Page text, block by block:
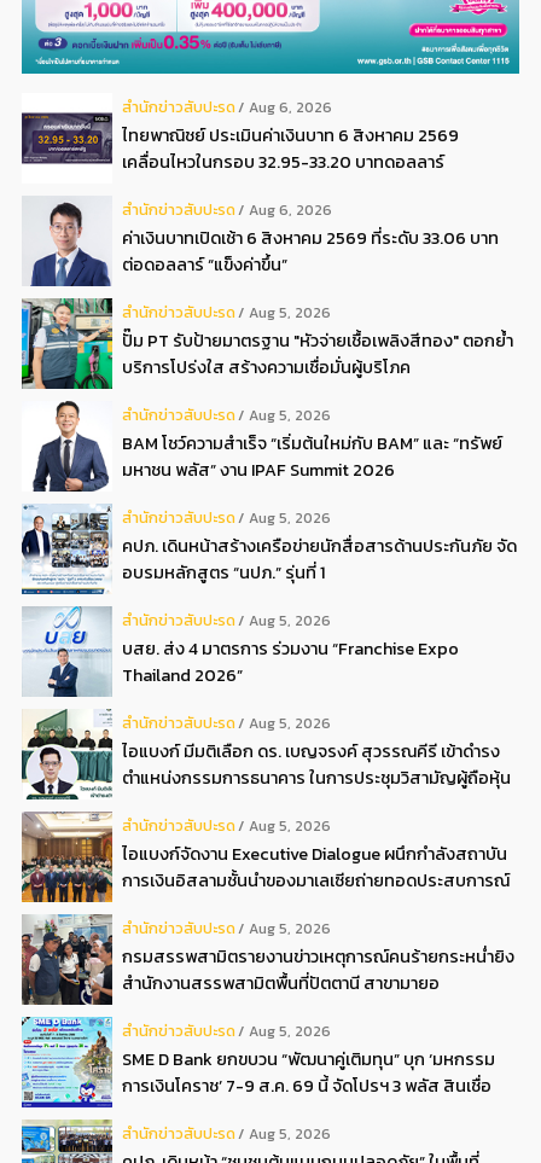
สํานักข่าวสับปะรด Aug 6, 2026
ไทยพาณิชย์ ประเมินค่าเงินบาท 6 สิงหาคม 2569
เคลื่อนไหวในกรอบ 32.95-33.20 บาทดอลลาร์
สํานักข่าวสับปะรด Aug 6, 2026
ค่าเงินบาทเปิดเช้า 6 สิงหาคม 2569 ที่ระดับ 33.06 บาท
ต่อดอลลาร์ “แข็งค่าขึ้น”
สํานักข่าวสับปะรด Aug 5, 2026
ปั๊ม PT รับป้ายมาตรฐาน "หัวจ่ายเชื้อเพลิงสีทอง" ตอกย้ำ
บริการโปร่งใส สร้างความเชื่อมั่นผู้บริโภค
สํานักข่าวสับปะรด Aug 5, 2026
BAM โชว์ความสำเร็จ “เริ่มต้นใหม่กับ BAM” และ “ทรัพย์
มหาชน พลัส” งาน IPAF Summit 2026
สํานักข่าวสับปะรด Aug 5, 2026
คปภ. เดินหน้าสร้างเครือข่ายนักสื่อสารด้านประกันภัย จัด
อบรมหลักสูตร “นปภ.” รุ่นที่ 1
สํานักข่าวสับปะรด Aug 5, 2026
บสย. ส่ง 4 มาตรการ ร่วมงาน “Franchise Expo
Thailand 2026”
สํานักข่าวสับปะรด Aug 5, 2026
ไอแบงก์ มีมติเลือก ดร. เบญจรงค์ สุวรรณคีรี เข้าดำรง
ตำแหน่งกรรมการธนาคาร ในการประชุมวิสามัญผู้ถือหุ้น
สํานักข่าวสับปะรด Aug 5, 2026
ไอแบงก์จัดงาน Executive Dialogue ผนึกกำลังสถาบัน
การเงินอิสลามชั้นนำของมาเลเซียถ่ายทอดประสบการณ์
อิสลามแห่งอนาคต
สํานักข่าวสับปะรด Aug 5, 2026
กรมสรรพสามิตรายงานข่าวเหตุการณ์คนร้ายกระหน่ำยิง
สำนักงานสรรพสามิตพื้นที่ปัตตานี สาขามายอ
สํานักข่าวสับปะรด Aug 5, 2026
SME D Bank ยกขบวน “พัฒนาคู่เติมทุน” บุก ‘มหกรรม
การเงินโคราช’ 7-9 ส.ค. 69 นี้ จัดโปรฯ 3 พลัส สินเชื่อ
สํานักข่าวสับปะรด Aug 5, 2026